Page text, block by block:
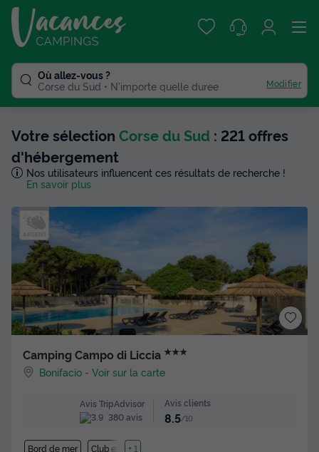
Où allez-vous ?
Corse du Sud
N'importe quelle duree Modifier
Votre sélection Corse du Sud : 221 offres
d'hébergement
Nos utilisateurs influencent ces résultats de recherche !
En savoir plus
Camping Campo di Liccia ★★★
Bonifacio -Voir sur la carte
Avis TripAdvisor
380 avis
Avis clients
8.5/10
Bord de mer Club enfant
+ 1